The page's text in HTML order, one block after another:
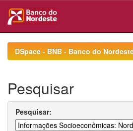
navigationDSpace - BNB - Banco do
Pesquisar
Pesquisar: